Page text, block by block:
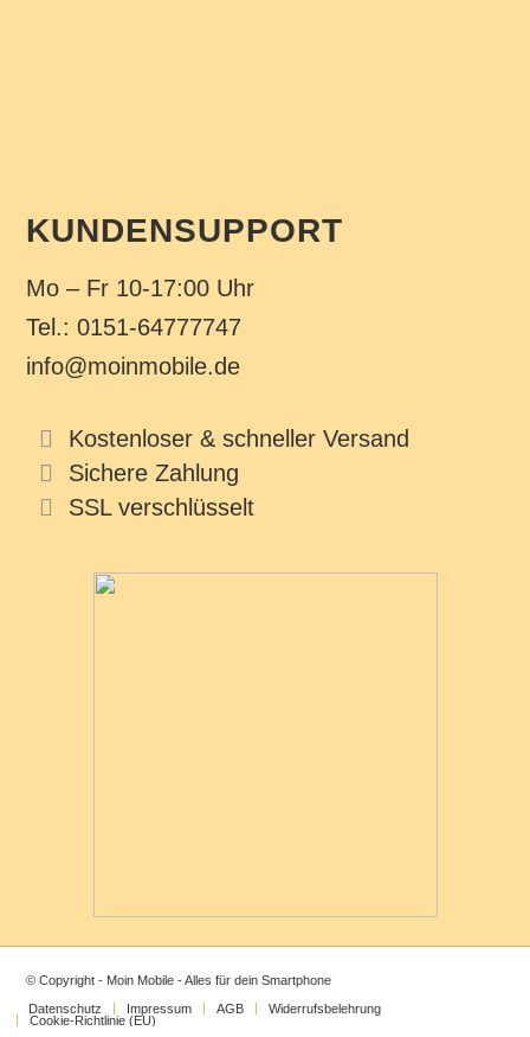
KUNDENSUPPORT
Mo – Fr 10-17:00 Uhr
Tel.: 0151-64777747
info@moinmobile.de
Kostenloser & schneller Versand
Sichere Zahlung
SSL verschlüsselt
© Copyright - Moin Mobile - Alles für dein Smartphone
Datenschutz
Impressum AGB
Widerrufsbelehrung
Cookie-Richtlinie (EU)